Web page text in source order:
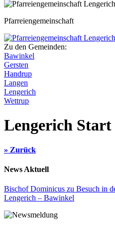
Pfarreiengemeinschaft
Zu den Gemeinden:
Bawinkel
Gersten
Handrup
Langen
Lengerich
Wettrup
Lengerich Start
» Zurück
News Aktuell
Bischof Dominicus zu Besuch in
Lengerich – Bawinkel